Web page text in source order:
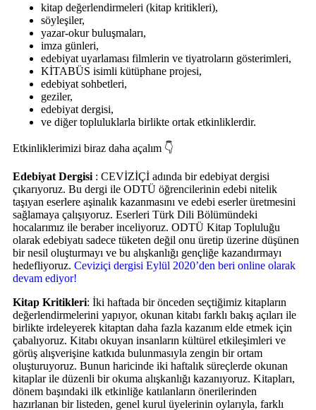
kitap değerlendirmeleri (kitap kritikleri),
söyleşiler,
yazar-okur buluşmaları,
imza günleri,
edebiyat uyarlaması filmlerin ve tiyatroların gösterimleri,
KİTABÜS isimli kütüphane projesi,
edebiyat sohbetleri,
geziler,
edebiyat dergisi,
ve diğer topluluklarla birlikte ortak etkinliklerdir.
Etkinliklerimizi biraz daha açalım 👇
Edebiyat Dergisi : CEVİZİÇİ adında bir edebiyat dergisi
çıkarıyoruz. Bu dergi ile ODTÜ öğrencilerinin edebi nitelik
taşıyan eserlere aşinalık kazanmasını ve edebi eserler üretmesini
sağlamaya çalışıyoruz. Eserleri Türk Dili Bölümündeki
hocalarımız ile beraber inceliyoruz. ODTÜ Kitap Topluluğu
olarak edebiyatı sadece tüketen değil onu üretip üzerine düşünen
bir nesil oluşturmayı ve bu alışkanlığı gençliğe kazandırmayı
hedefliyoruz. Ceviziçi dergisi Eylül 2020’den beri online olarak
devam ediyor!
Kitap Kritikleri: İki haftada bir önceden seçtiğimiz kitapların
değerlendirmelerini yapıyor, okunan kitabı farklı bakış açıları ile
birlikte irdeleyerek kitaptan daha fazla kazanım elde etmek için
çabalıyoruz. Kitabı okuyan insanların kültürel etkileşimleri ve
görüş alışverişine katkıda bulunmasıyla zengin bir ortam
oluşturuyoruz. Bunun haricinde iki haftalık süreçlerde okunan
kitaplar ile düzenli bir okuma alışkanlığı kazanıyoruz. Kitapları,
dönem başındaki ilk etkinliğe katılanların önerilerinden
hazırlanan bir listeden, genel kurul üyelerinin oylarıyla, farklı